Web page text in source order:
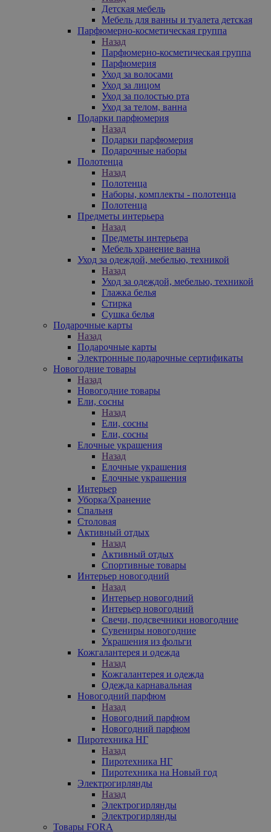
Детская мебель
Мебель для ванны и туалета детская
Парфюмерно-косметическая группа
Назад
Парфюмерно-косметическая группа
Парфюмерия
Уход за волосами
Уход за лицом
Уход за полостью рта
Уход за телом, ванна
Подарки парфюмерия
Назад
Подарки парфюмерия
Подарочные наборы
Полотенца
Назад
Полотенца
Наборы, комплекты - полотенца
Полотенца
Предметы интерьера
Назад
Предметы интерьера
Мебель хранение ванна
Уход за одеждой, мебелью, техникой
Назад
Уход за одеждой, мебелью, техникой
Глажка белья
Стирка
Сушка белья
Подарочные карты
Назад
Подарочные карты
Электронные подарочные сертификаты
Новогодние товары
Назад
Новогодние товары
Ели, сосны
Назад
Ели, сосны
Ели, сосны
Елочные украшения
Назад
Елочные украшения
Елочные украшения
Интерьер
Уборка/Хранение
Спальня
Столовая
Активный отдых
Назад
Активный отдых
Спортивные товары
Интерьер новогодний
Назад
Интерьер новогодний
Интерьер новогодний
Свечи, подсвечники новогодние
Сувениры новогодние
Украшения из фольги
Кожгалантерея и одежда
Назад
Кожгалантерея и одежда
Одежда карнавальная
Новогодний парфюм
Назад
Новогодний парфюм
Новогодний парфюм
Пиротехника НГ
Назад
Пиротехника НГ
Пиротехника на Новый год
Электрогирлянды
Назад
Электрогирлянды
Электрогирлянды
Товары FORA